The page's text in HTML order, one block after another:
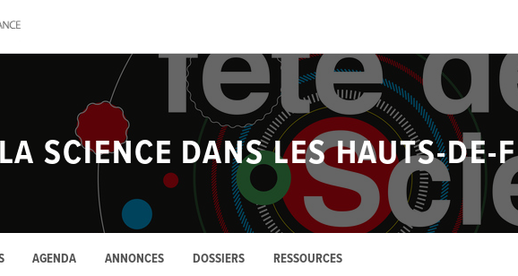
SCIENCE DANS LES HAUTS-DE-
AGENDA ANNONCES DOSSIERS RESSOURCES